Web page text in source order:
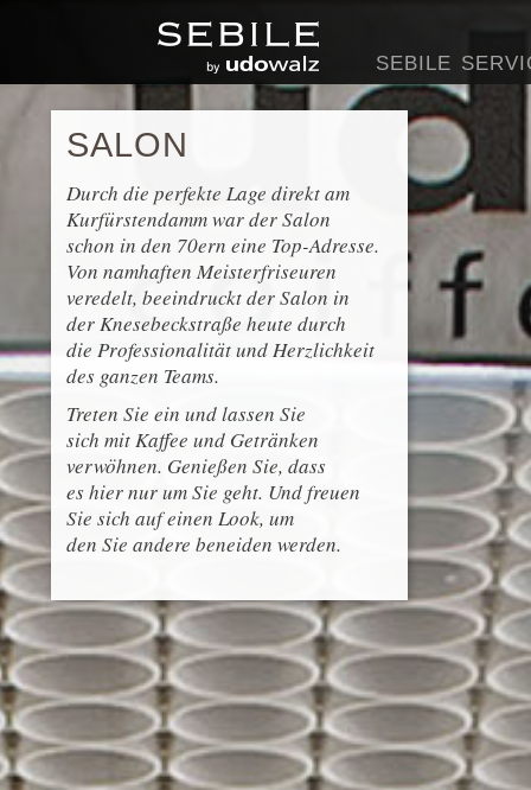
SALON
Durch die perfekte Lage direkt am
Kurfürstendamm war der Salon
schon in den 70ern eine Top-Adresse.
Von namhaften Meisterfriseuren
veredelt, beeindruckt der Salon in
der Knesebeckstraße heute durch
die Professionalität und Herzlichkeit
des ganzen Teams.
Treten Sie ein und lassen Sie
sich mit Kaffee und Getränken
verwöhnen. Genießen Sie, dass
es hier nur um Sie geht. Und freuen
Sie sich auf einen Look, um
den Sie andere beneiden werden.
SEBILE